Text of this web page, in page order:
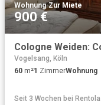
Wohnung·Zur Miete
900 €
Vogelsang, Köln
60 m²1 ZimmerWohnung
Seit 3 Wochen bei Rentola